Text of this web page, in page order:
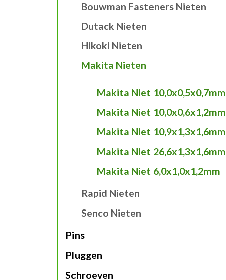
Bouwman Fasteners Nieten
Dutack Nieten
Hikoki Nieten
Makita Nieten
Makita Niet 10,0x0,5x0,7mm
Makita Niet 10,0x0,6x1,2mm
Makita Niet 10,9x1,3x1,6mm
Makita Niet 26,6x1,3x1,6mm
Makita Niet 6,0x1,0x1,2mm
Rapid Nieten
Senco Nieten
Pins
Pluggen
Schroeven